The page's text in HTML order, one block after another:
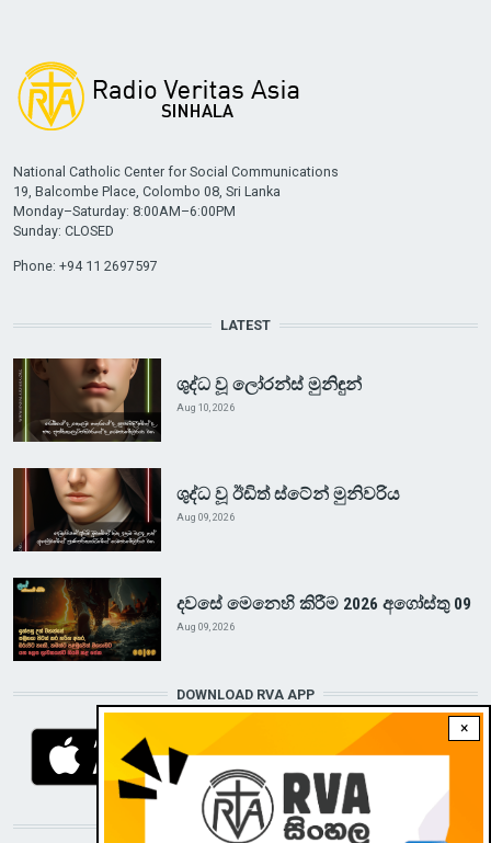
×
National Catholic Center for Social Communications
19, Balcombe Place, Colombo 08, Sri Lanka
Monday–Saturday: 8:00AM–6:00PM
Sunday: CLOSED
Phone: +94 11 2697597
LATEST
ශුද්ධ වූ ලෝරන්ස් මුනිඳුන්
Aug 10, 2026
ශුද්ධ වූ ඊඩිත් ස්ටේන් මුනිවරිය
Aug 09, 2026
දවසේ මෙනෙහි කිරීම 2026 අගෝස්තු 09
Aug 09, 2026
DOWNLOAD RVA APP
STAY CONNECTED WITH US!